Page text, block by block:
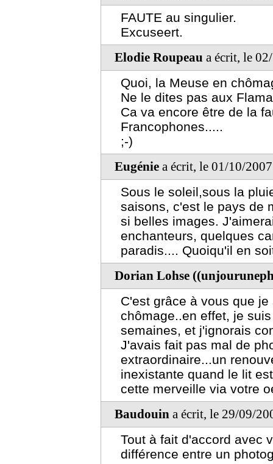
FAUTE au singulier.
Excuseert.
Elodie Roupeau a écrit, le
Quoi, la Meuse en
Ne le dites pas aux
Ca va encore être de la
Francophones.....
;-)
Eugénie a écrit, le 01/10/
Sous le soleil,sous la
saisons, c'est le pays de
si belles images.
enchanteurs, quelques
paradis.... Quoiqu'il en
Dorian Lohse
C'est grâce à vous que
chômage..en effet, je
semaines, et j'ignorais
J'avais fait pas mal de
extraordinaire...un
inexistante quand le lit
cette merveille via votre
Baudouin a écrit, le 29/09/
Tout à fait d'accord avec
différence entre un